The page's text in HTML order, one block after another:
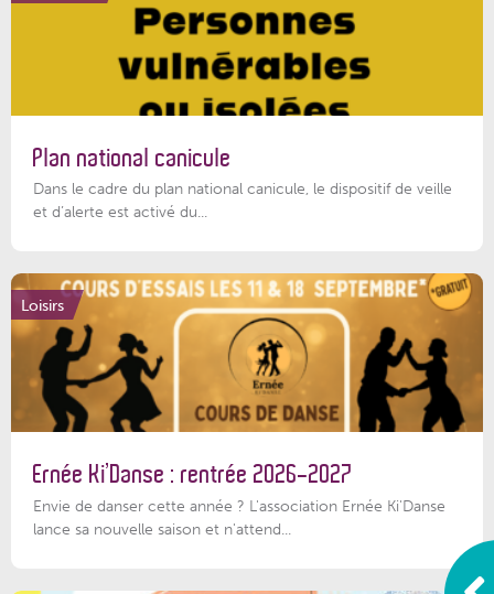
Plan national canicule
Dans le cadre du plan national canicule, le dispositif de veille
et d’alerte est activé du...
Loisirs
Ernée Ki’Danse : rentrée 2026-2027
Envie de danser cette année ? L'association Ernée Ki'Danse
lance sa nouvelle saison et n'attend...